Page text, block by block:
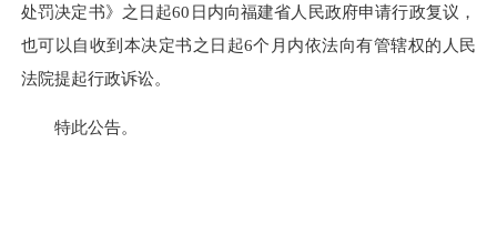
处罚决定书》之日起60日内向福建省人民政府申请行政复议，
也可以自收到本决定书之日起6个月内依法向有管辖权的人民
法院提起行政诉讼。
特此公告。